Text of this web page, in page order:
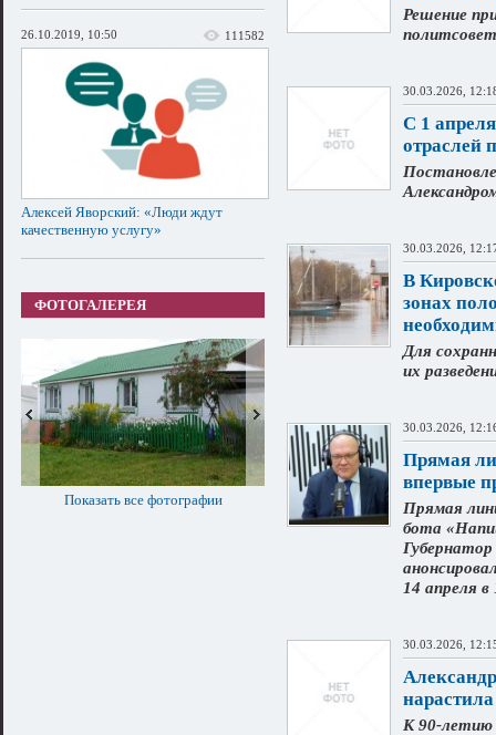
111582
26.10.2019, 10:50
Алексей Яворский: «Люди ждут
качественную услугу»
ФОТОГАЛЕРЕЯ
Показать все фотографии
Решение
30.03.2026,
С 1
отраслей
30.03.2026,
В
зонах
Для
их
30.03.2026,
Прямая
впервые
Прямая
бота
14 апреля
30.03.2026,
К 90-летию